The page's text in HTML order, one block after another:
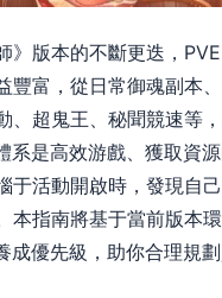
》版本的不斷更迭，
豐富，從日常御魂副本
、超鬼王、秘聞競速等
系是高效游戲、獲取資
于活動開啟時，發現自
本指南將基于當前版本
成優先級，助你合理規